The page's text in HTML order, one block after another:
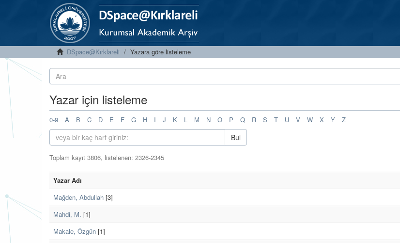
DSpace@Kırklareli Yazara göre listeleme
Yazar için listeleme
0-9 A B C D E F G H I J K L M N O P Q R S T U V W X Y Z
Bul
Toplam kayıt 3806, listelenen: 2326-2345
Yazar Adı
Mağden, Abdullah [3]
Mahdi, M. [1]
Makale, Özgün [1]